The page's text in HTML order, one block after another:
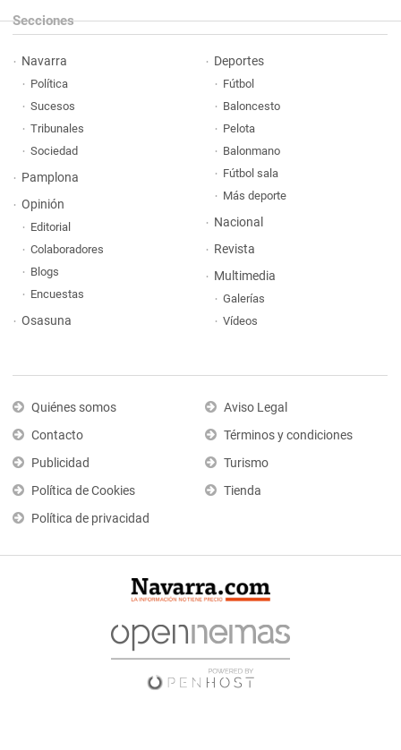
Secciones
Navarra
Política
Sucesos
Tribunales
Sociedad
Pamplona
Opinión
Editorial
Colaboradores
Blogs
Encuestas
Osasuna
Deportes
Fútbol
Baloncesto
Pelota
Balonmano
Fútbol sala
Más deporte
Nacional
Revista
Multimedia
Galerías
Vídeos
Quiénes somos
Contacto
Publicidad
Política de Cookies
Política de privacidad
Aviso Legal
Términos y condiciones
Turismo
Tienda